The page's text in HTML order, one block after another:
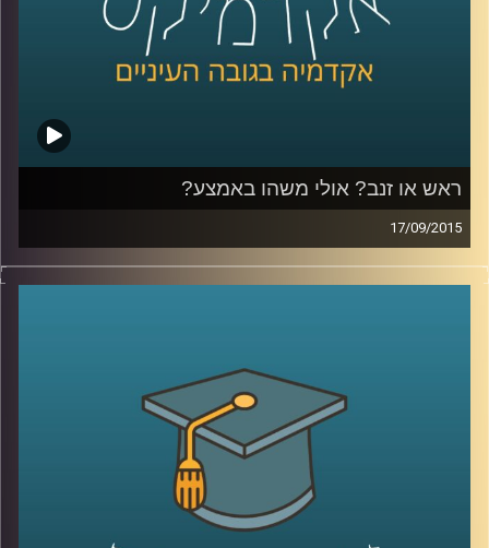
ראש או זנב? אולי משהו באמצע?
17/09/2015
דוקטור גבריאלה ברזין וגיל מרקוביץ קוראות יחד
יש לשאוף, אותה יש לזהות ולתרגל באופן שונה
מאדם לאדם, המידה המבלבלת, שכדאי להכיר
לקראת השנה החדשה. המידה האמצעית
מלמדת אותנו, בין היתר, על מורכבות הנפש ועל
הביטוי השגור בתרבות היהודית "לפנים משורת